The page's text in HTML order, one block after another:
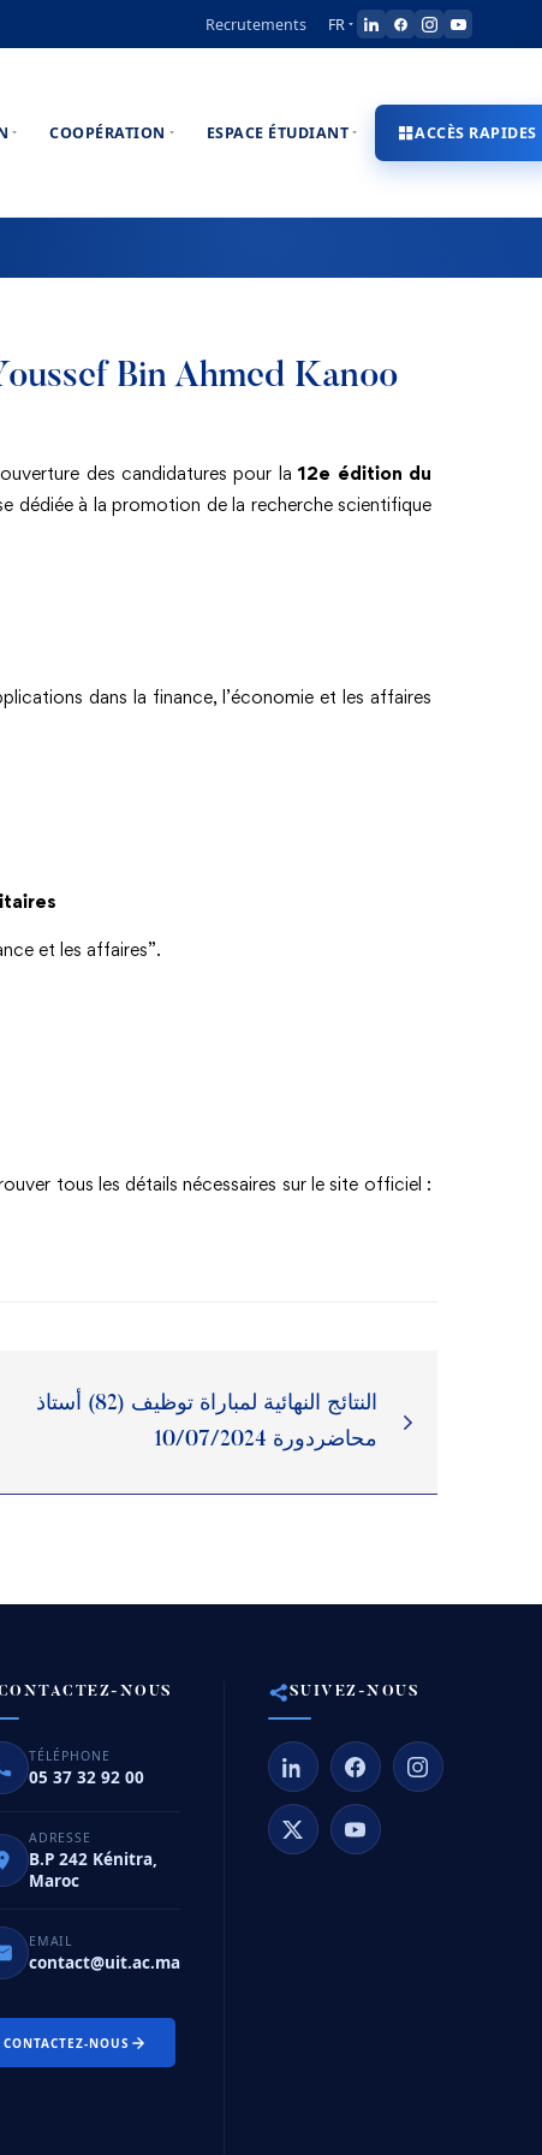
Recrutements FR
COOPÉRATION ESPACE ÉTUDIANT ACCÈS RAPIDES
Bin Ahmed Kanoo
des candidatures pour la12e édition du
dédiée à la promotion de la recherche scientifique
dans la finance, l’économie et les affaires
et les affaires”.
tous les détails nécessaires sur le site officiel :
النتائج النهائية لمباراة توظيف (82) أستاذ
محاضردورة 10/07/2024
NOUS
TÉLÉPHONE
05 37 32 92 00
ADRESSE
B.P 242 Kénitra,
Maroc
EMAIL
contact@uit.ac.ma
CONTACTEZ-NOUS
SUIVEZ-NOUS